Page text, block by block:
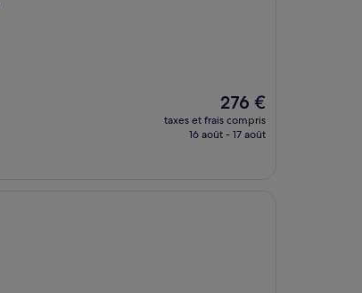
Le
nouveau
prix
276 €
taxes et frais compris
16 août - 17 août